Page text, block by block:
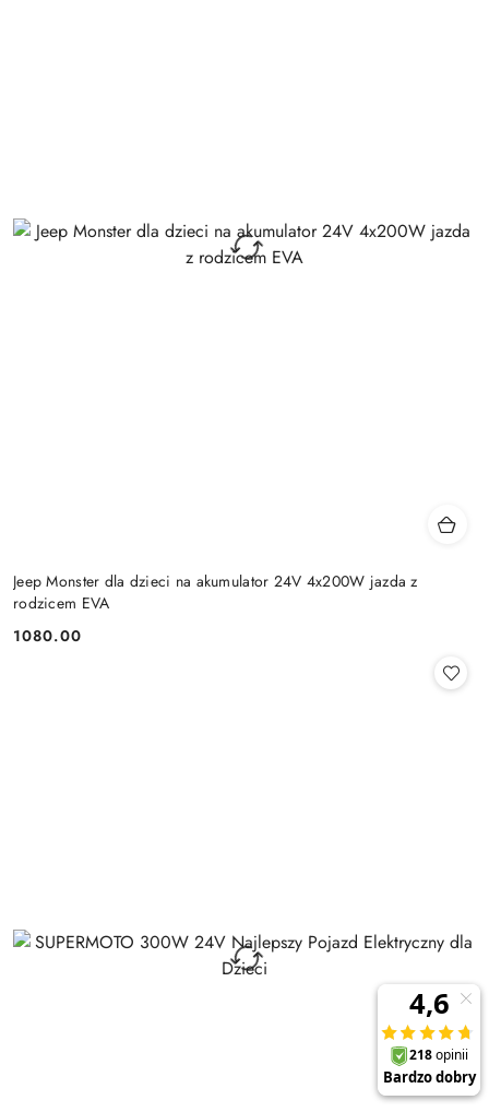
Jeep Monster dla dzieci na akumulator 24V 4x200W jazda z
rodzicem EVA
Cena:
1080.00